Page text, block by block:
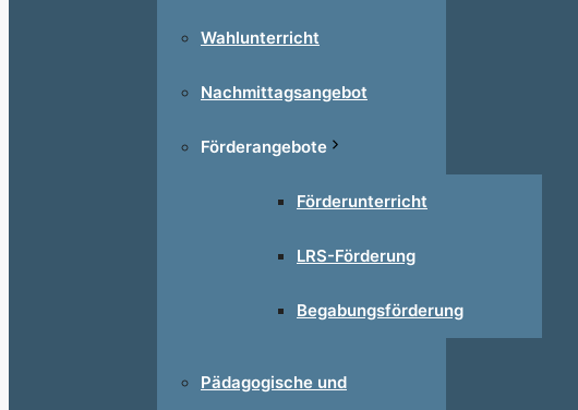
Wahlunterricht
Nachmittagsangebot
Förderangebote
Förderunterricht
LRS-Förderung
Begabungsförderung
Pädagogische und